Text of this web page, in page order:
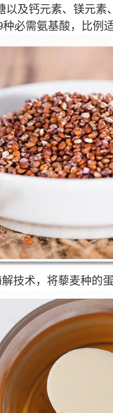
以及钙元素、镁元
必需氨基酸，比例
技术，将藜麦种的